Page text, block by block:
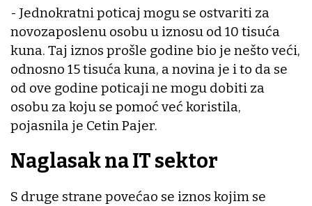
- Jednokratni poticaj mogu se ostvariti za
novozaposlenu osobu u iznosu od 10 tisuća
kuna. Taj iznos prošle godine bio je nešto veći,
odnosno 15 tisuća kuna, a novina je i to da se
od ove godine poticaji ne mogu dobiti za
osobu za koju se pomoć već koristila,
pojasnila je Cetin Pajer.
Naglasak na IT sektor
S druge strane povećao se iznos kojim se